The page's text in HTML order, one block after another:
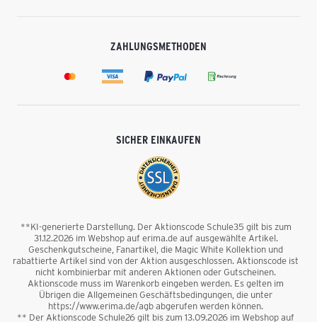
ZAHLUNGSMETHODEN
SICHER EINKAUFEN
**KI-generierte Darstellung. Der Aktionscode Schule35 gilt bis zum
31.12.2026 im Webshop auf erima.de auf ausgewählte Artikel.
Geschenkgutscheine, Fanartikel, die Magic White Kollektion und
rabattierte Artikel sind von der Aktion ausgeschlossen. Aktionscode ist
nicht kombinierbar mit anderen Aktionen oder Gutscheinen.
Aktionscode muss im Warenkorb eingeben werden. Es gelten im
Übrigen die Allgemeinen Geschäftsbedingungen, die unter
https://www.erima.de/agb abgerufen werden können.
** Der Aktionscode Schule26 gilt bis zum 13.09.2026 im Webshop auf